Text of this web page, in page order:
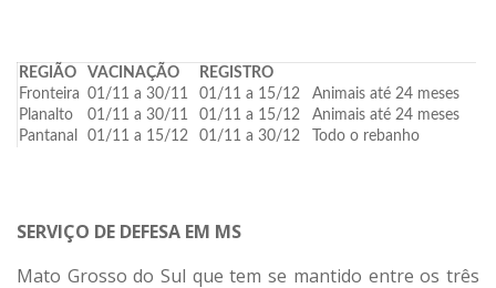
REGIÃO VACINAÇÃO
REGISTRO
Fronteira 01/11 a 30/11 01/11 a 15/12
Animais até 24 meses
Planalto
01/11 a 30/11 01/11 a 15/12
Animais até 24 meses
Pantanal
01/11 a 15/12 01/11 a 30/12 Todo o rebanho
SERVIÇO DE DEFESA EM MS
Mato Grosso do Sul que tem se mantido entre os três